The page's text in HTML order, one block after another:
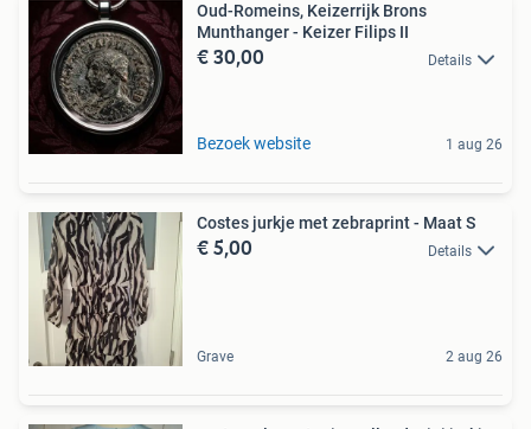
Oud-Romeins, Keizerrijk Brons
Munthanger - Keizer Filips II
€ 30,00 Details
Bezoek website 1 aug 26
Costes jurkje met zebraprint - Maat S
€ 5,00 Details
Grave 2 aug 26